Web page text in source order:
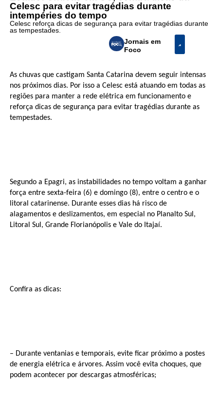
Celesc para evitar tragédias durante
intempéries do tempo
Celesc reforça dicas de segurança para evitar tragédias durante
as tempestades.
Jornais em
Foco
As chuvas que castigam Santa Catarina devem seguir intensas
nos próximos dias. Por isso a Celesc está atuando em todas as
regiões para manter a rede elétrica em funcionamento e
reforça dicas de segurança para evitar tragédias durante as
tempestades.
Segundo a Epagri, as instabilidades no tempo voltam a ganhar
força entre sexta-feira (6) e domingo (8), entre o centro e o
litoral catarinense. Durante esses dias há risco de
alagamentos e deslizamentos, em especial no Planalto Sul,
Litoral Sul, Grande Florianópolis e Vale do Itajaí.
Confira as dicas:
– Durante ventanias e temporais, evite ficar próximo a postes
de energia elétrica e árvores. Assim você evita choques, que
podem acontecer por descargas atmosféricas;